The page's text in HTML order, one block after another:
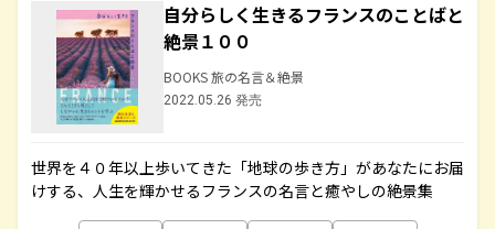
自分らしく生きるフランスのことばと
絶景１００
BOOKS 旅の名言＆絶景
2022.05.26 発売
世界を４０年以上歩いてきた「地球の歩き方」があなたにお届
けする、人生を輝かせるフランスの名言と癒やしの絶景集